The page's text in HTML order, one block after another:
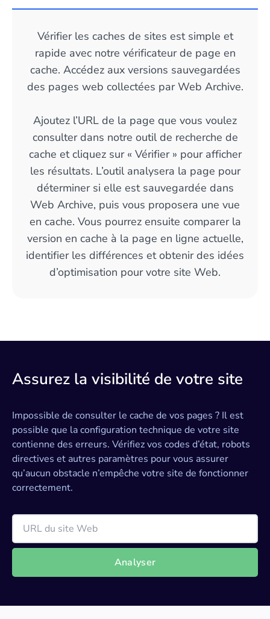
Vérifier les caches de sites est simple et
rapide avec notre vérificateur de page en
cache. Accédez aux versions sauvegardées
des pages web collectées par Web Archive.
Ajoutez l’URL de la page que vous voulez
consulter dans notre outil de recherche de
cache et cliquez sur « Vérifier » pour afficher
les résultats. L’outil analysera la page pour
déterminer si elle est sauvegardée dans
Web Archive, puis vous proposera une vue
en cache. Vous pourrez ensuite comparer la
version en cache à la page en ligne actuelle,
identifier les différences et obtenir des idées
d’optimisation pour votre site Web.
Assurez la visibilité de votre site
Impossible de consulter le cache de vos pages ? Il est
possible que la configuration technique de votre site
contienne des erreurs. Vérifiez vos codes d’état, robots
directives et autres paramètres pour vous assurer
qu’aucun obstacle n’empêche votre site de fonctionner
correctement.
Analyser